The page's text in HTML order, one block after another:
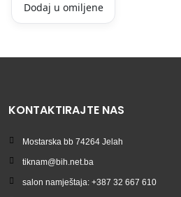
Dodaj u omiljene
KONTAKTIRAJTE NAS
Mostarska bb 74264 Jelah
tiknam@bih.net.ba
salon namještaja: +387 32 667 610